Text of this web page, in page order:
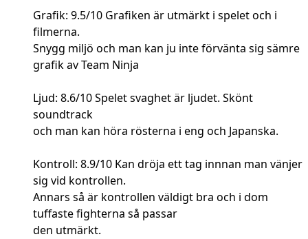
Grafik: 9.5/10 Grafiken är utmärkt i spelet och i
filmerna.
Snygg miljö och man kan ju inte förvänta sig sämre
grafik av Team Ninja
Ljud: 8.6/10 Spelet svaghet är ljudet. Skönt
soundtrack
och man kan höra rösterna i eng och Japanska.
Kontroll: 8.9/10 Kan dröja ett tag innnan man vänjer
sig vid kontrollen.
Annars så är kontrollen väldigt bra och i dom
tuffaste fighterna så passar
den utmärkt.